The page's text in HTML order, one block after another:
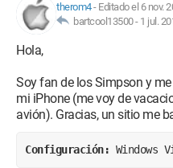
therom4- Editado el 6 nov.
bartcool13500 - 1 jul.
Hola,
Soy fan de los Simpson y
mi iPhone (me voy de
avión). Gracias, un sitio me
Configuración: Windows